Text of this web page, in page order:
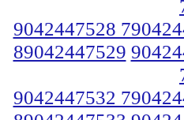
9042447528
89042447529
9042447532